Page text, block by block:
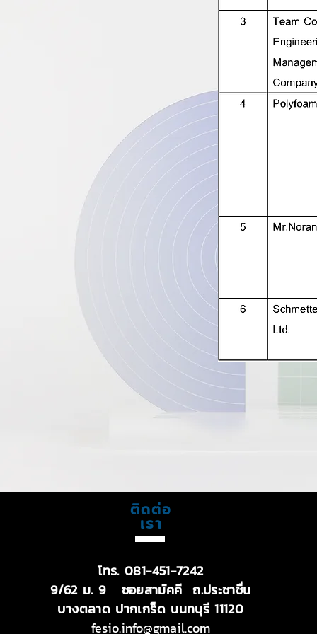
​ติดต่อ
เรา
โทร. 081-451-7242
9/62 ม. 9 ซอยสามัคคี ถ.ประชาชื่น
บางตลาด ปากเกร็ด นนทบุรี 11120
fesio.info@gmail.com